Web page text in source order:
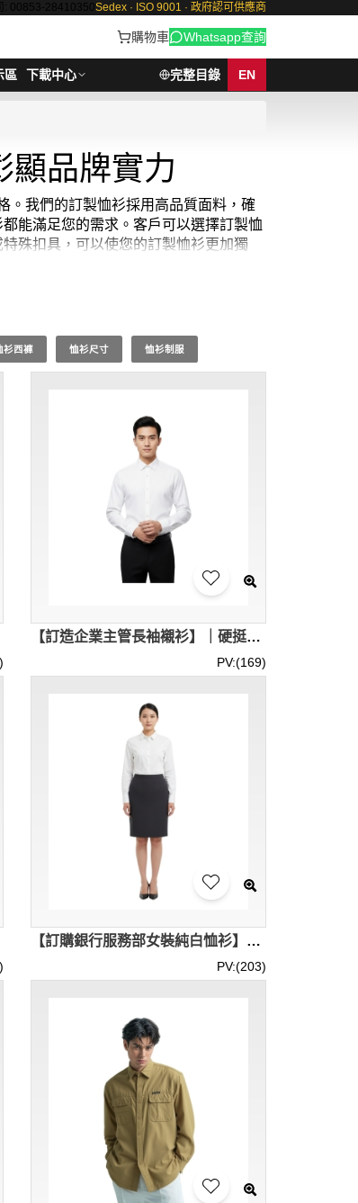
: 00853-28410350 Sedex · ISO 9001 · 政府認可供應商
購物車 Whatsapp查詢
區 下載中心 完整目錄 EN
顯品牌實力
。我們的訂製恤衫採用高品質面料，確
能滿足您的需求。客戶可以選擇訂製恤
殊扣具，可以使您的訂製恤衫更加獨
衫西褲 恤衫尺寸 恤衫制服
【訂造企業主管長袖襯衫】｜硬挺尖領造型｜透氣棉質布料｜男款長袖恤衫專門店 R468
PV:(169)
【訂購銀行服務部女裝純白恤衫】｜純白抗皺透氣布料｜HSBC Customer Service Department｜長袖恤衫批發 R465
PV:(203)